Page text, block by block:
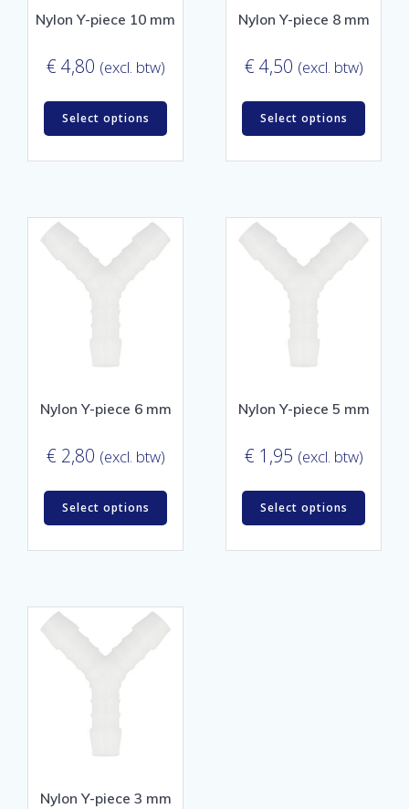
Nylon Y-piece 10 mm
€ 4,80 (excl. btw)
Select options
Nylon Y-piece 8 mm
€ 4,50 (excl. btw)
Select options
Nylon Y-piece 6 mm
€ 2,80 (excl. btw)
Select options
Nylon Y-piece 5 mm
€ 1,95 (excl. btw)
Select options
Nylon Y-piece 3 mm